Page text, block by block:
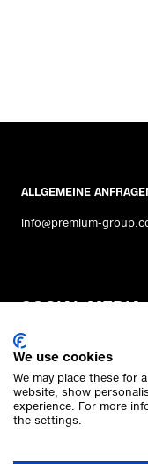
ALLGEMEINE
info@premium-
SOCIAL MEDIA
PREMIUM
We use cookies
We may place these for
website, show
experience. For more
the settings.